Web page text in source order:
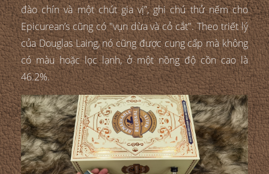
đào chín và một chút gia vị”, ghi chú thử nếm cho
Epicurean’s cũng có "vụn dừa và cỏ cắt". Theo triết lý
của Douglas Laing, nó cũng được cung cấp mà không
có màu hoặc lọc lạnh, ở một nồng độ cồn cao là
46.2%.